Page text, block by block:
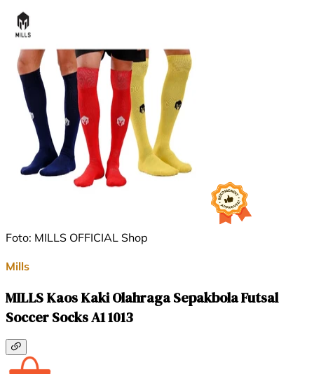
Foto: MILLS OFFICIAL Shop
Mills
MILLS Kaos Kaki Olahraga Sepakbola Futsal
Soccer Socks A1 1013